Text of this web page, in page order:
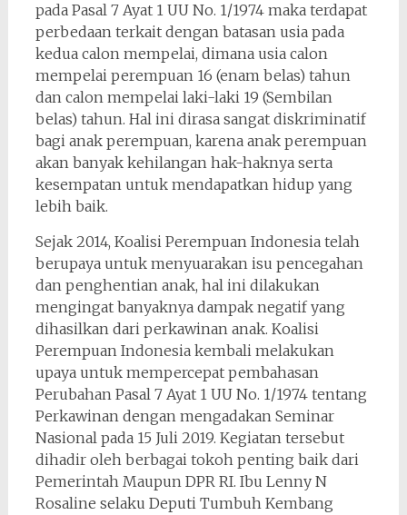
pada Pasal 7 Ayat 1 UU No. 1/1974 maka terdapat
perbedaan terkait dengan batasan usia pada
kedua calon mempelai, dimana usia calon
mempelai perempuan 16 (enam belas) tahun
dan calon mempelai laki-laki 19 (Sembilan
belas) tahun. Hal ini dirasa sangat diskriminatif
bagi anak perempuan, karena anak perempuan
akan banyak kehilangan hak-haknya serta
kesempatan untuk mendapatkan hidup yang
lebih baik.
Sejak 2014, Koalisi Perempuan Indonesia telah
berupaya untuk menyuarakan isu pencegahan
dan penghentian anak, hal ini dilakukan
mengingat banyaknya dampak negatif yang
dihasilkan dari perkawinan anak. Koalisi
Perempuan Indonesia kembali melakukan
upaya untuk mempercepat pembahasan
Perubahan Pasal 7 Ayat 1 UU No. 1/1974 tentang
Perkawinan dengan mengadakan Seminar
Nasional pada 15 Juli 2019. Kegiatan tersebut
dihadir oleh berbagai tokoh penting baik dari
Pemerintah Maupun DPR RI. Ibu Lenny N
Rosaline selaku Deputi Tumbuh Kembang